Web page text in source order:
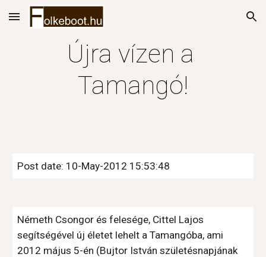
Skip to main content Skip to navigation
Újra vízen a
Tamangó!
Post date: 10-May-2012 15:53:48
Németh Csongor és felesége, Cittel Lajos
segítségével új életet lehelt a Tamangóba, ami
2012 május 5-én (Bujtor István születésnapjának